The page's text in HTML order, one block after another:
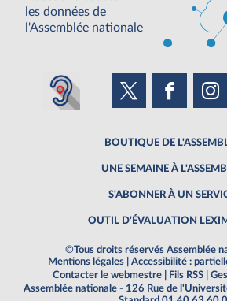
les données de
l'Assemblée nationale
BOUTIQUE DE
UNE SEMAINE À
S'ABONNER À UN
OUTIL D'ÉVALUATION
©Tous droits réservés Assemblée
Mentions légales
Accessibilité :
Contacter le webmestre
Fils RSS
Assemblée nationale - 126 Rue de